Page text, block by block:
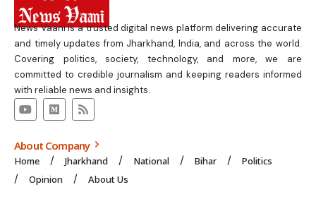
News Vaani is a trusted digital news platform delivering accurate
and timely updates from Jharkhand, India, and across the world.
Covering politics, society, technology, and more, we are
committed to credible journalism and keeping readers informed
with reliable news and insights.
About Company
Home Jharkhand National Bihar
Politics
Opinion
About Us